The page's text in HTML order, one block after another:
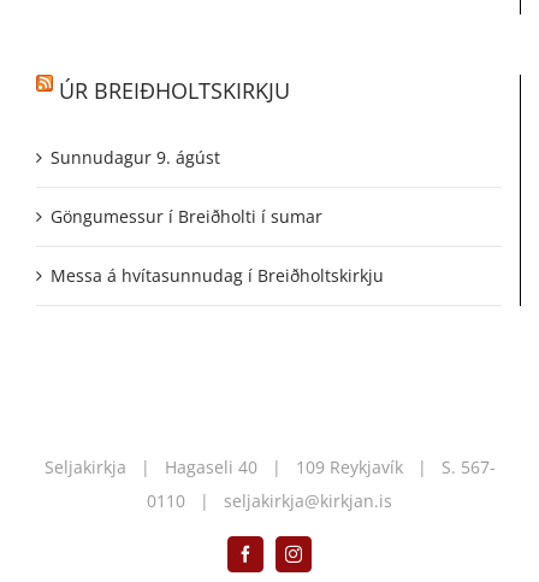
ÚR BREIÐHOLTSKIRKJU
Sunnudagur 9. ágúst
Göngumessur í Breiðholti í sumar
Messa á hvítasunnudag í Breiðholtskirkju
Seljakirkja | Hagaseli 40 | 109 Reykjavík | S. 567-
0110 | seljakirkja@kirkjan.is
FacebookInstagram